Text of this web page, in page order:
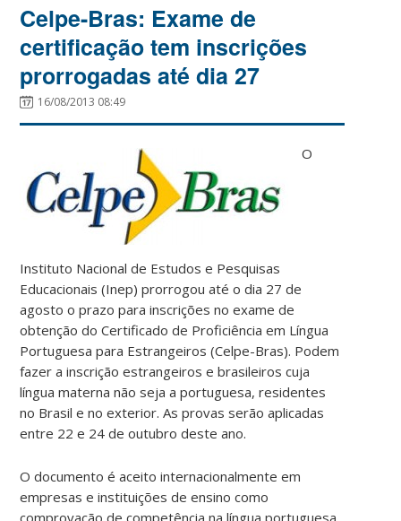
Celpe-Bras: Exame de
certificação tem inscrições
prorrogadas até dia 27
16/08/2013 08:49
O
Instituto Nacional de Estudos e Pesquisas
Educacionais (Inep) prorrogou até o dia 27 de
agosto o prazo para inscrições no exame de
obtenção do Certificado de Proficiência em Língua
Portuguesa para Estrangeiros (Celpe-Bras). Podem
fazer a inscrição estrangeiros e brasileiros cuja
língua materna não seja a portuguesa, residentes
no Brasil e no exterior. As provas serão aplicadas
entre 22 e 24 de outubro deste ano.
O documento é aceito internacionalmente em
empresas e instituições de ensino como
comprovação de competência na língua portuguesa.